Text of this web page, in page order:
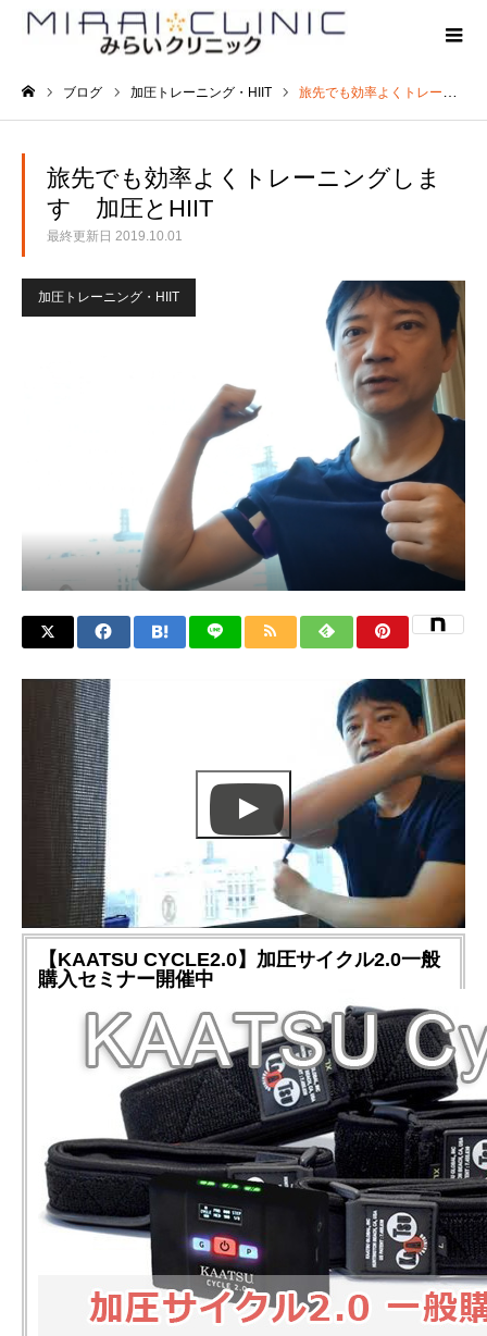
ブログ 加圧トレーニング・HIIT 旅先でも効率よくトレーニングします 加圧とHIIT
旅先でも効率よくトレーニングしま
す 加圧とHIIT
最終更新日 2019.10.01
加圧トレーニング・HIIT
【KAATSU CYCLE2.0】加圧サイクル2.0一般
購入セミナー開催中